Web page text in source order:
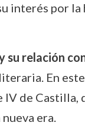
interés por la
su relación
En
IV de
era.